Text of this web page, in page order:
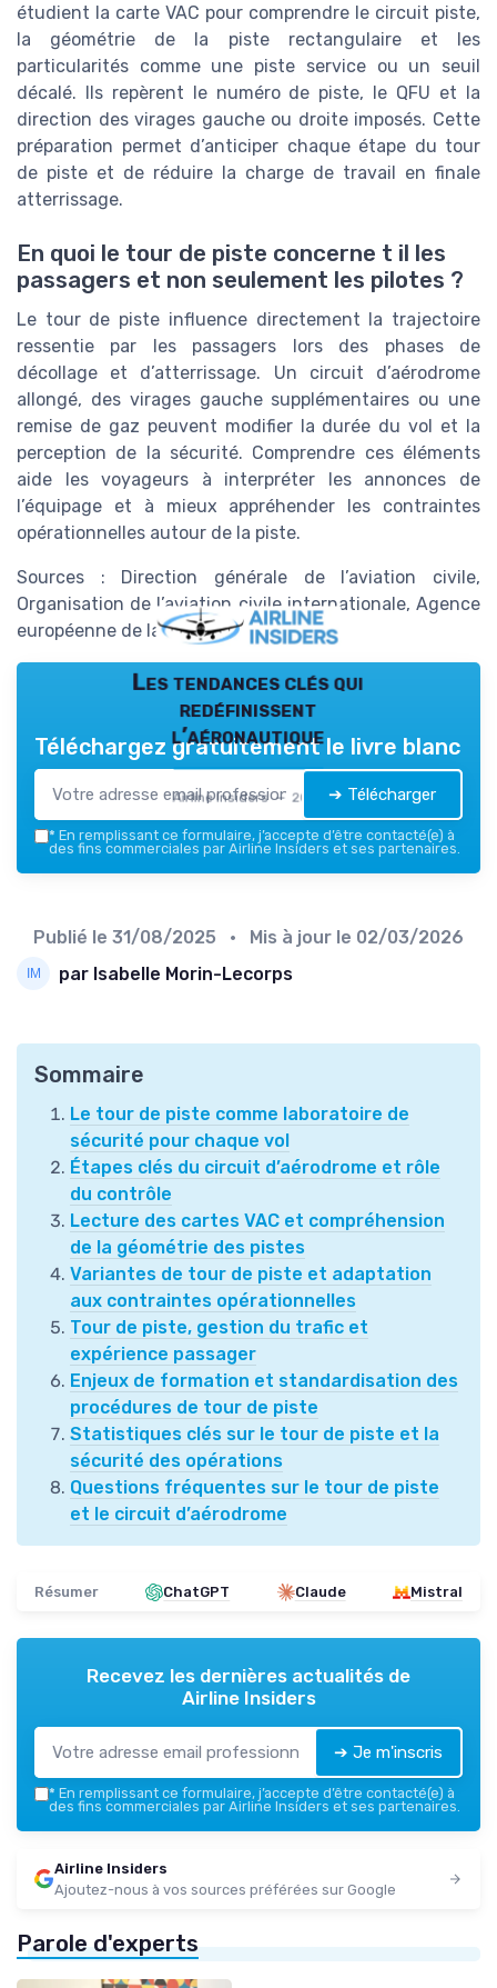
étudient la carte VAC pour comprendre le circuit piste,
la géométrie de la piste rectangulaire et les
particularités comme une piste service ou un seuil
décalé. Ils repèrent le numéro de piste, le QFU et la
direction des virages gauche ou droite imposés. Cette
préparation permet d’anticiper chaque étape du tour
de piste et de réduire la charge de travail en finale
atterrissage.
En quoi le tour de piste concerne t il les
passagers et non seulement les pilotes ?
Le tour de piste influence directement la trajectoire
ressentie par les passagers lors des phases de
décollage et d’atterrissage. Un circuit d’aérodrome
allongé, des virages gauche supplémentaires ou une
remise de gaz peuvent modifier la durée du vol et la
perception de la sécurité. Comprendre ces éléments
aide les voyageurs à interpréter les annonces de
l’équipage et à mieux appréhender les contraintes
opérationnelles autour de la piste.
Sources : Direction générale de l’aviation civile,
Organisation de l’aviation civile internationale, Agence
européenne de la sécurité aérienne.
Les tendances clés qui
redéfinissent
l’aéronautique
Airline Insiders — 2026
Téléchargez gratuitement le livre blanc
➔ Télécharger
* En remplissant ce formulaire, j’accepte d’être contacté(e) à
des fins commerciales par Airline Insiders et ses partenaires.
Publié le 31/08/2025 • Mis à jour le 02/03/2026
par Isabelle Morin-Lecorps
Sommaire
Le tour de piste comme laboratoire de
sécurité pour chaque vol
Étapes clés du circuit d’aérodrome et rôle
du contrôle
Lecture des cartes VAC et compréhension
de la géométrie des pistes
Variantes de tour de piste et adaptation
aux contraintes opérationnelles
Tour de piste, gestion du trafic et
expérience passager
Enjeux de formation et standardisation des
procédures de tour de piste
Statistiques clés sur le tour de piste et la
sécurité des opérations
Questions fréquentes sur le tour de piste
et le circuit d’aérodrome
Résumer ChatGPT Claude Mistral
Recevez les dernières actualités de
Airline Insiders
➔ Je m'inscris
* En remplissant ce formulaire, j’accepte d’être contacté(e) à
des fins commerciales par Airline Insiders et ses partenaires.
Airline Insiders
Ajoutez-nous à vos sources préférées sur Google
Parole d'experts